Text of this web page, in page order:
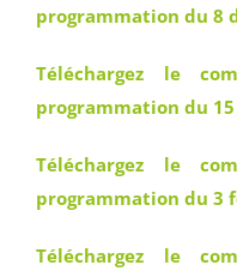
programmation du 8
Téléchargez le
programmation du
Téléchargez le
programmation du 3
Téléchargez le